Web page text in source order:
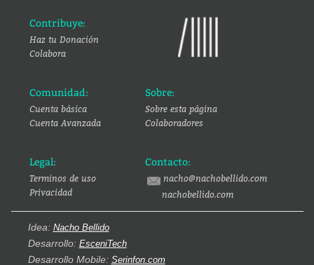
Contribuye:
Haz tu Donación
Colabora
Comunidad:
Cuenta básica
Cuenta Avanzada
Sobre:
Sobre esta página
Colaboradores
Legal:
Terminos de uso
Privacidad
Contacto:
nacho@nachobellido.com
nachobellido.com
Idea: Nacho Bellido
Desarrollo: EsceniTech
Desarrollo Mobile: Serinfon.com